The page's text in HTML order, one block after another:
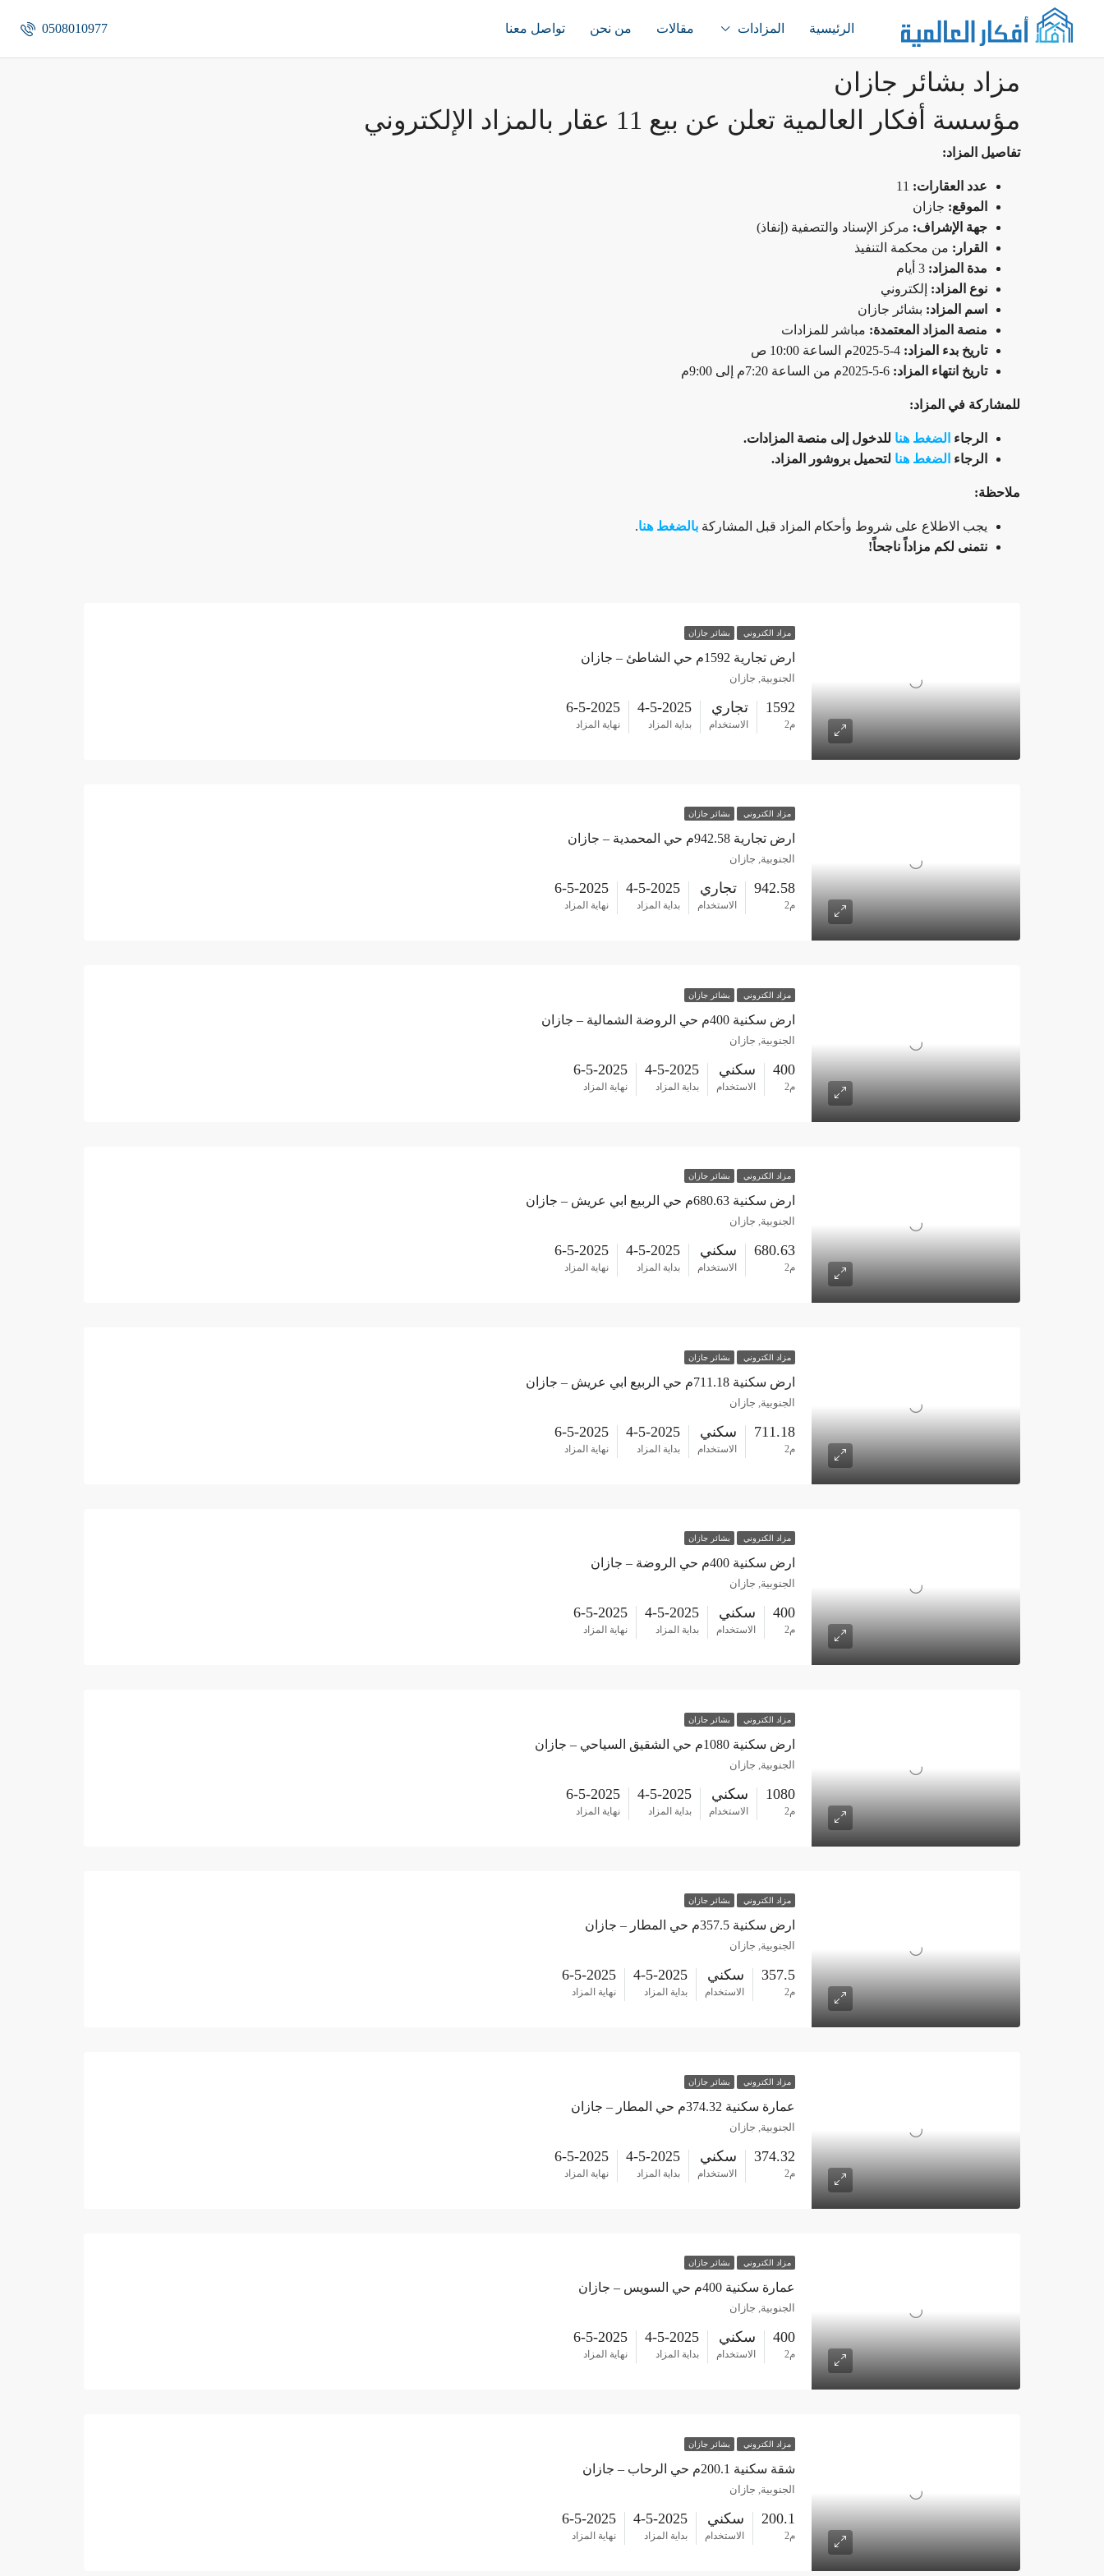
الرئيسية المزادات مقالات من نحن تواصل معنا 0508010977
مزاد بشائر جازان
مؤسسة أفكار العالمية تعلن عن بيع 11 عقار بالمزاد الإلكتروني
تفاصيل المزاد:
عدد العقارات:
الموقع: جازان
جهة الإشراف: مركز الإسناد والتصفية (إنفاذ)
القرار: من محكمة التنفيذ
مدة المزاد:
نوع المزاد: إلكتروني
اسم المزاد: بشائر جازان
منصة المزاد المعتمدة: مباشر للمزادات
تاريخ بدء المزاد:
تاريخ انتهاء المزاد:
للمشاركة في المزاد:
الرجاء الضغط هنا للدخول إلى منصة المزادات.
الرجاء الضغط هنا لتحميل بروشور المزاد.
ملاحظة:
يجب الاطلاع على شروط وأحكام المزاد قبل المشاركة بالضغط هنا.
نتمنى لكم مزاداً ناجحاً!
مزاد الكتروني بشائر جازان
ارض تجارية 1592م حي الشاطئ – جازان
الجنوبية, جازان
1592
م2
تجاري
الاستخدام
4-5-2025
بداية المزاد
6-5-2025
نهاية المزاد
مزاد الكتروني بشائر جازان
ارض تجارية 942.58م حي المحمدية – جازان
الجنوبية, جازان
942.58
م2
تجاري
الاستخدام
4-5-2025
بداية المزاد
6-5-2025
نهاية المزاد
مزاد الكتروني بشائر جازان
ارض سكنية 400م حي الروضة الشمالية – جازان
الجنوبية, جازان
400
م2
سكني
الاستخدام
4-5-2025
بداية المزاد
6-5-2025
نهاية المزاد
مزاد الكتروني بشائر جازان
ارض سكنية 680.63م حي الربيع ابي عريش – جازان
الجنوبية, جازان
680.63
م2
سكني
الاستخدام
4-5-2025
بداية المزاد
6-5-2025
نهاية المزاد
مزاد الكتروني بشائر جازان
ارض سكنية 711.18م حي الربيع ابي عريش – جازان
الجنوبية, جازان
711.18
م2
سكني
الاستخدام
4-5-2025
بداية المزاد
6-5-2025
نهاية المزاد
مزاد الكتروني بشائر جازان
ارض سكنية 400م حي الروضة – جازان
الجنوبية, جازان
400
م2
سكني
الاستخدام
4-5-2025
بداية المزاد
6-5-2025
نهاية المزاد
مزاد الكتروني بشائر جازان
ارض سكنية 1080م حي الشقيق السياحي – جازان
الجنوبية, جازان
1080
م2
سكني
الاستخدام
4-5-2025
بداية المزاد
6-5-2025
نهاية المزاد
مزاد الكتروني بشائر جازان
ارض سكنية 357.5م حي المطار – جازان
الجنوبية, جازان
357.5
م2
سكني
الاستخدام
4-5-2025
بداية المزاد
6-5-2025
نهاية المزاد
مزاد الكتروني بشائر جازان
عمارة سكنية 374.32م حي المطار – جازان
الجنوبية, جازان
374.32
م2
سكني
الاستخدام
4-5-2025
بداية المزاد
6-5-2025
نهاية المزاد
مزاد الكتروني بشائر جازان
عمارة سكنية 400م حي السويس – جازان
الجنوبية, جازان
400
م2
سكني
الاستخدام
4-5-2025
بداية المزاد
6-5-2025
نهاية المزاد
مزاد الكتروني بشائر جازان
شقة سكنية 200.1م حي الرحاب – جازان
الجنوبية, جازان
200.1
م2
سكني
الاستخدام
4-5-2025
بداية المزاد
6-5-2025
نهاية المزاد